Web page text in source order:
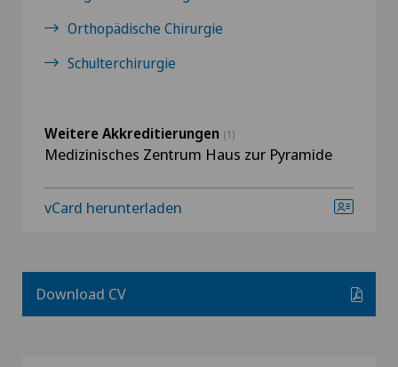
Orthopädische Chirurgie
Schulterchirurgie
Weitere Akkreditierungen (1)
Medizinisches Zentrum Haus zur Pyramide
vCard herunterladen
Download CV